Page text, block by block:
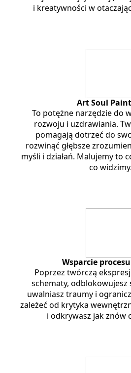
i kreatywności w
Art Soul
To potężne narzędzie do
rozwoju i uzdrawiania.
pomagają dotrzeć do
rozwinąć głębsze
myśli i działań. Malujemy to
co widzimy.
Wsparcie
Poprzez twórczą
schematy, odblokowujesz
uwalniasz traumy i
zależeć od krytyka
i odkrywasz jak znów